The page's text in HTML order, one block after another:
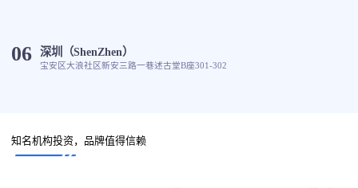
06 深圳（ShenZhen）
宝安区大浪社区新安三路一巷述古堂B座301-302
知名机构投资，品牌值得信赖